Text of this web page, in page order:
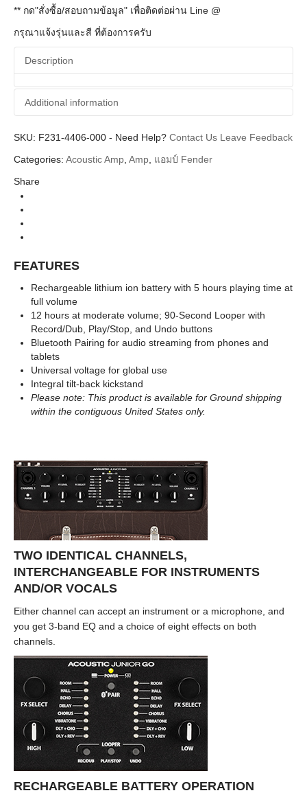
** กด"สั่งซื้อ/สอบถามข้อมูล" เพื่อติดต่อผ่าน Line @
กรุณาแจ้งรุ่นและสี ที่ต้องการครับ
Description
Additional information
Additional information
Brands Fender
SKU: F231-4406-000 - Need Help? Contact Us Leave Feedback
Categories: Acoustic Amp, Amp, แอมป์ Fender
Share
FEATURES
Rechargeable lithium ion battery with 5 hours playing time at
full volume
12 hours at moderate volume; 90-Second Looper with
Record/Dub, Play/Stop, and Undo buttons
Bluetooth Pairing for audio streaming from phones and
tablets
Universal voltage for global use
Integral tilt-back kickstand
Please note: This product is available for Ground shipping
within the contiguous United States only.
TWO IDENTICAL CHANNELS,
INTERCHANGEABLE FOR INSTRUMENTS
AND/OR VOCALS
Either channel can accept an instrument or a microphone, and
you get 3-band EQ and a choice of eight effects on both
channels.
RECHARGEABLE BATTERY OPERATION